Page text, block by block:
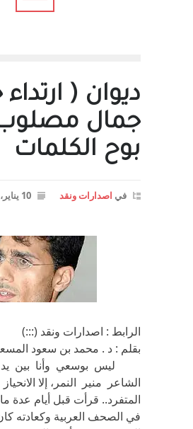
ديوان (
جمال
بوح الكلمات
في اصدارات ونقد 10 يناير، 2013
الرابط : اصدارات ونقد (:::)
بقلم : د . محمد بن سعود
ليس بوسعي وأنا بين
الشاعر منير النمر، إلا
المتفرد.. قرأت قبل أيام عدة
في الصحف العربية وكعادته